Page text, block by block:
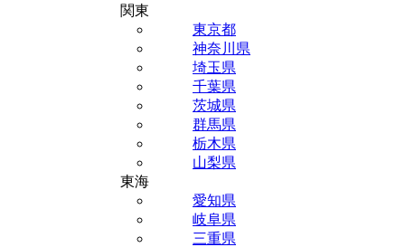
関東
東京都
神奈川県
埼玉県
千葉県
茨城県
群馬県
栃木県
山梨県
東海
愛知県
岐阜県
三重県